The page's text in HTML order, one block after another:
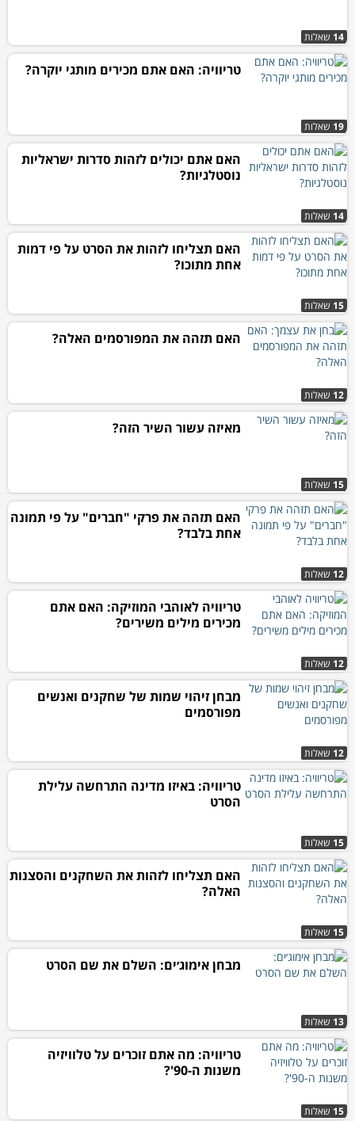
14 שאלות
19 שאלות
טריוויה: האם אתם מכירים מותגי יוקרה?
14 שאלות
האם אתם יכולים לזהות סדרות ישראליות
נוסטלגיות?
15 שאלות
האם תצליחו לזהות את הסרט על פי דמות
אחת מתוכו?
12 שאלות
האם תזהה את המפורסמים האלה?
15 שאלות
מאיזה עשור השיר הזה?
12 שאלות
האם תזהה את פרקי "חברים" על פי תמונה
אחת בלבד?
12 שאלות
טריוויה לאוהבי המוזיקה: האם אתם
מכירים מילים משירים?
12 שאלות
מבחן זיהוי שמות של שחקנים ואנשים
מפורסמים
15 שאלות
טריוויה: באיזו מדינה התרחשה עלילת
הסרט
15 שאלות
האם תצליחו לזהות את השחקנים והסצנות
האלה?
13 שאלות
מבחן אימוג׳ים: השלם את שם הסרט
15 שאלות
טריוויה: מה אתם זוכרים על טלוויזיה
משנות ה-90'?